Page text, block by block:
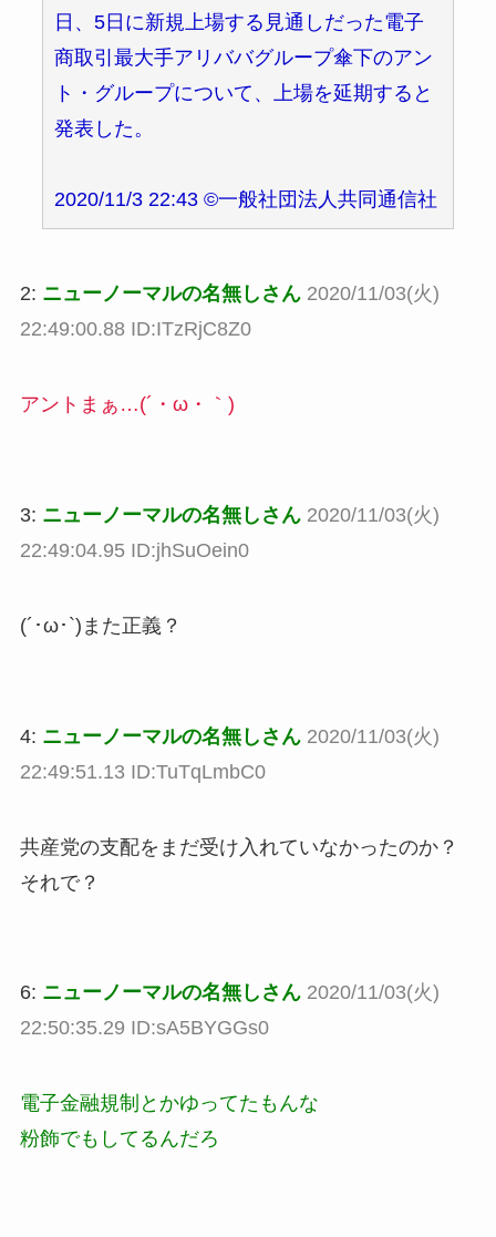
日、5日に新規上場する見通しだった電子
商取引最大手アリババグループ傘下のアン
ト・グループについて、上場を延期すると
発表した。
2020/11/3 22:43 ©一般社団法人共同通信社
2: ニューノーマルの名無しさん 2020/11/03(火)
22:49:00.88 ID:ITzRjC8Z0
アントまぁ…(´・ω・｀)
3: ニューノーマルの名無しさん 2020/11/03(火)
22:49:04.95 ID:jhSuOein0
(´･ω･`)また正義？
4: ニューノーマルの名無しさん 2020/11/03(火)
22:49:51.13 ID:TuTqLmbC0
共産党の支配をまだ受け入れていなかったのか？
それで？
6: ニューノーマルの名無しさん 2020/11/03(火)
22:50:35.29 ID:sA5BYGGs0
電子金融規制とかゆってたもんな
粉飾でもしてるんだろ